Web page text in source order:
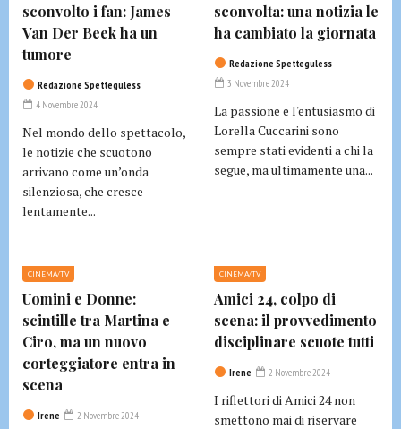
sconvolto i fan: James
Van Der Beek ha un
tumore
Redazione Spetteguless
4 Novembre 2024
Nel mondo dello spettacolo,
le notizie che scuotono
arrivano come un’onda
silenziosa, che cresce
lentamente...
sconvolta: una notizia le
ha cambiato la giornata
Redazione Spetteguless
3 Novembre 2024
La passione e l'entusiasmo di
Lorella Cuccarini sono
sempre stati evidenti a chi la
segue, ma ultimamente una...
CINEMA/TV
Uomini e Donne:
scintille tra Martina e
Ciro, ma un nuovo
corteggiatore entra in
scena
Irene 2 Novembre 2024
CINEMA/TV
Amici 24, colpo di
scena: il provvedimento
disciplinare scuote tutti
Irene 2 Novembre 2024
I riflettori di Amici 24 non
smettono mai di riservare